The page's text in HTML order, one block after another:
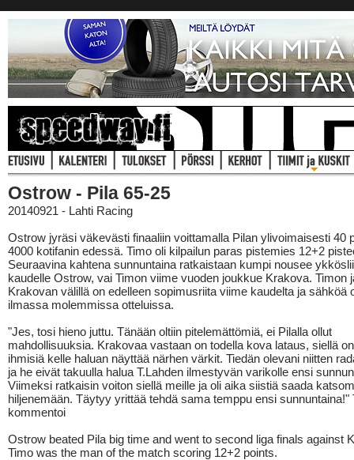
Ostrow - Pila 65-25
20140921 - Lahti Racing
Ostrow jyräsi väkevästi finaaliin voittamalla Pilan ylivoimaisesti 40
4000 kotifanin edessä. Timo oli kilpailun paras pistemies 12+2
Seuraavina kahtena sunnuntaina ratkaistaan kumpi nousee
kaudelle Ostrow, vai Timon viime vuoden joukkue Krakova. Timon
Krakovan välillä on edelleen sopimusriita viime kaudelta ja sähköä
ilmassa molemmissa otteluissa.
"Jes, tosi hieno juttu. Tänään oltiin pitelemättömiä, ei Pilalla ollut
mahdollisuuksia. Krakovaa vastaan on todella kova lataus, siellä
ihmisiä kelle haluan näyttää närhen värkit. Tiedän olevani niitten
ja he eivät takuulla halua T.Lahden ilmestyvän varikolle ensi
Viimeksi ratkaisin voiton siellä meille ja oli aika siistiä saada
hiljenemään. Täytyy yrittää tehdä sama temppu ensi sunnuntaina!"
kommentoi
Ostrow beated Pila big time and went to second liga finals against
Timo was the man of the match scoring 12+2 points.